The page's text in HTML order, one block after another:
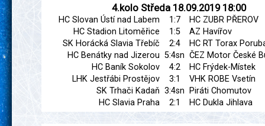
4.kolo Středa 18.09.2019 18:00
HC Slovan Ústí nad Labem 1:7
HC ZUBR PŘEROV
HC Stadion Litoměřice
1:5
AZ Havířov
SK Horácká Slavia Třebíč
2:4
HC RT Torax
HC Benátky nad Jizerou 5:4sn ČEZ Motor České
HC Baník Sokolov
4:2
HC Frýdek-Místek
LHK Jestřábi Prostějov
3:1
VHK ROBE Vsetín
SK Trhači Kadaň 3:4sn
Piráti Chomutov
HC Slavia Praha
2:1 HC Dukla Jihlava